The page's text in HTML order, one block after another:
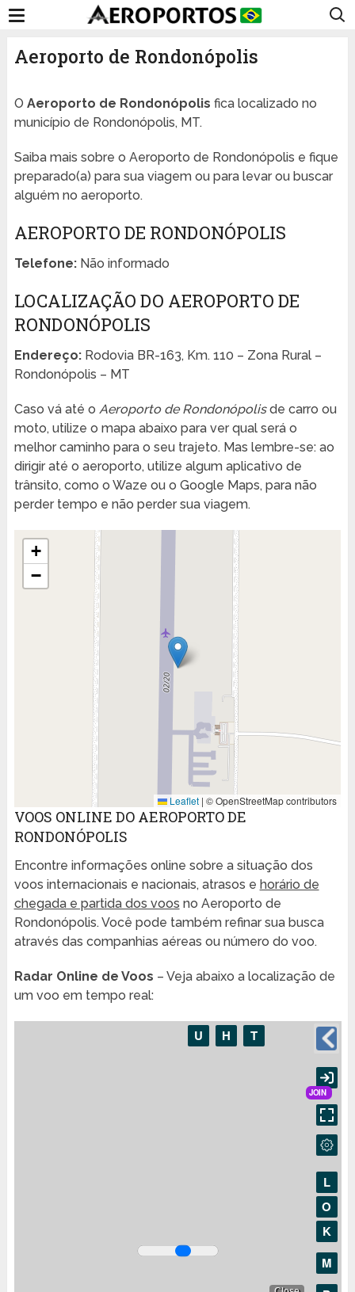
Aeroporto de Rondonópolis
O Aeroporto de Rondonópolis fica localizado no
município de Rondonópolis, MT.
Saiba mais sobre o Aeroporto de Rondonópolis e fique
preparado(a) para sua viagem ou para levar ou buscar
alguém no aeroporto.
AEROPORTO DE RONDONÓPOLIS
Telefone:Não informado
LOCALIZAÇÃO DO AEROPORTO DE
RONDONÓPOLIS
Endereço:Rodovia BR-163, Km. 110 – Zona Rural –
Rondonópolis – MT
Caso vá até o Aeroporto de Rondonópolisde carro ou
moto, utilize o mapa abaixo para ver qual será o
melhor caminho para o seu trajeto. Mas lembre-se: ao
dirigir até o aeroporto, utilize algum aplicativo de
trânsito, como o Waze ou o Google Maps, para não
perder tempo e não perder sua viagem.
+
−
Leaflet | © OpenStreetMap contributors
VOOS ONLINE DO AEROPORTO DE
RONDONÓPOLIS
Encontre informações online sobre a situação dos
voos internacionais e nacionais, atrasos e horário de
chegada e partida dos voos no Aeroporto de
Rondonópolis. Você pode também refinar sua busca
através das companhias aéreas ou número do voo.
Radar Online de Voos – Veja abaixo a localização de
um voo em tempo real: